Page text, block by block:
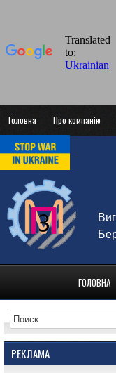
Головна Про компанію
ГОЛОВНА
РЕКЛАМА